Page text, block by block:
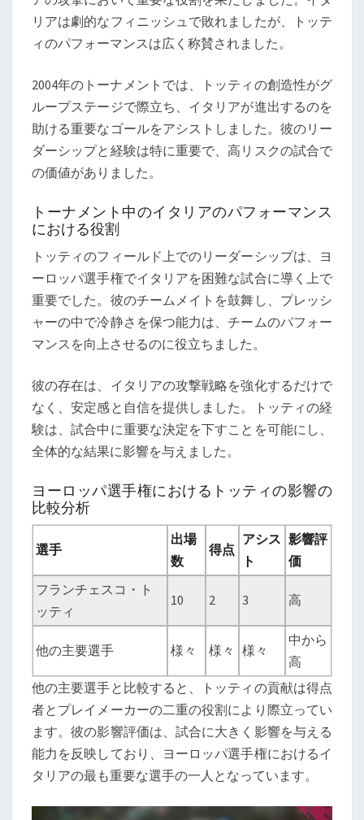
リアは劇的なフィニッシュで敗れましたが、トッテ
ィのパフォーマンスは広く称賛されました。
2004年のトーナメントでは、トッティの創造性がグ
ループステージで際立ち、イタリアが進出するのを
助ける重要なゴールをアシストしました。彼のリー
ダーシップと経験は特に重要で、高リスクの試合で
の価値がありました。
トーナメント中のイタリアのパフォーマンス
における役割
トッティのフィールド上でのリーダーシップは、ヨ
ーロッパ選手権でイタリアを困難な試合に導く上で
重要でした。彼のチームメイトを鼓舞し、プレッシ
ャーの中で冷静さを保つ能力は、チームのパフォー
マンスを向上させるのに役立ちました。
彼の存在は、イタリアの攻撃戦略を強化するだけで
なく、安定感と自信を提供しました。トッティの経
験は、試合中に重要な決定を下すことを可能にし、
全体的な結果に影響を与えました。
ヨーロッパ選手権におけるトッティの影響の
比較分析
選手
出場
数
得点
アシス
ト
影響評
価
フランチェスコ・ト
ッティ
10 2 3 高
他の主要選手 様々 様々 様々
中から
高
他の主要選手と比較すると、トッティの貢献は得点
者とプレイメーカーの二重の役割により際立ってい
ます。彼の影響評価は、試合に大きく影響を与える
能力を反映しており、ヨーロッパ選手権におけるイ
タリアの最も重要な選手の一人となっています。